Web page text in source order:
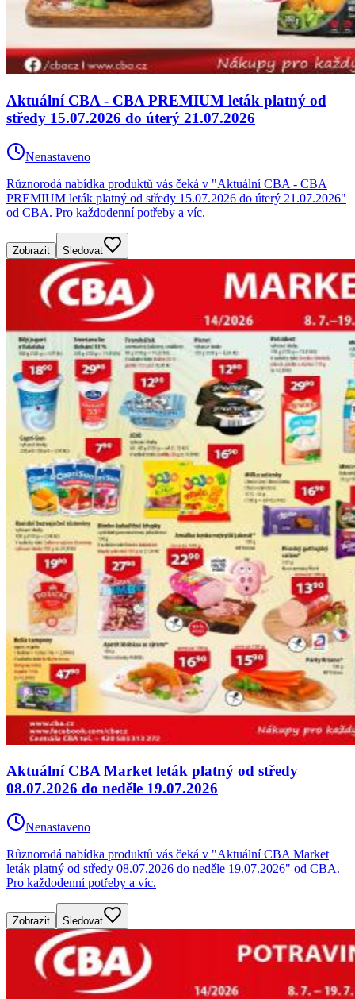
Aktuální CBA - CBA PREMIUM leták platný od
středy 15.07.2026 do úterý 21.07.2026
Nenastaveno
Různorodá nabídka produktů vás čeká v "Aktuální CBA - CBA
PREMIUM leták platný od středy 15.07.2026 do úterý 21.07.2026"
od CBA. Pro každodenní potřeby a víc.
Zobrazit Sledovat
Aktuální CBA Market leták platný od středy
08.07.2026 do neděle 19.07.2026
Nenastaveno
Různorodá nabídka produktů vás čeká v "Aktuální CBA Market
leták platný od středy 08.07.2026 do neděle 19.07.2026" od CBA.
Pro každodenní potřeby a víc.
Zobrazit Sledovat